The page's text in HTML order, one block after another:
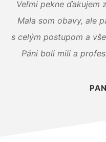
Veľmi pekne ďakujem
Mala som obavy, ale
s celým postupom a
Páni boli milí a